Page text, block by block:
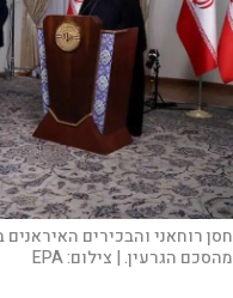
חסן רוחאני והבכירים
מהסכם הגרעין. | צילום:EPA